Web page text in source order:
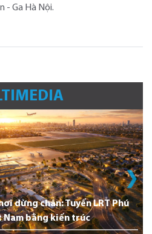
- Ga Hà Nội.
dừng chân: Tuyến LRT Phú
Nam bằng kiến trúc